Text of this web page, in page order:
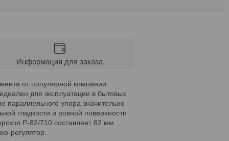
Информация для заказа
от популярной компании
для эксплуатации в бытовых
упора значительно
гладкости и ровной поверхности
Р-82/710 составляет 82 мм.
регулятор.